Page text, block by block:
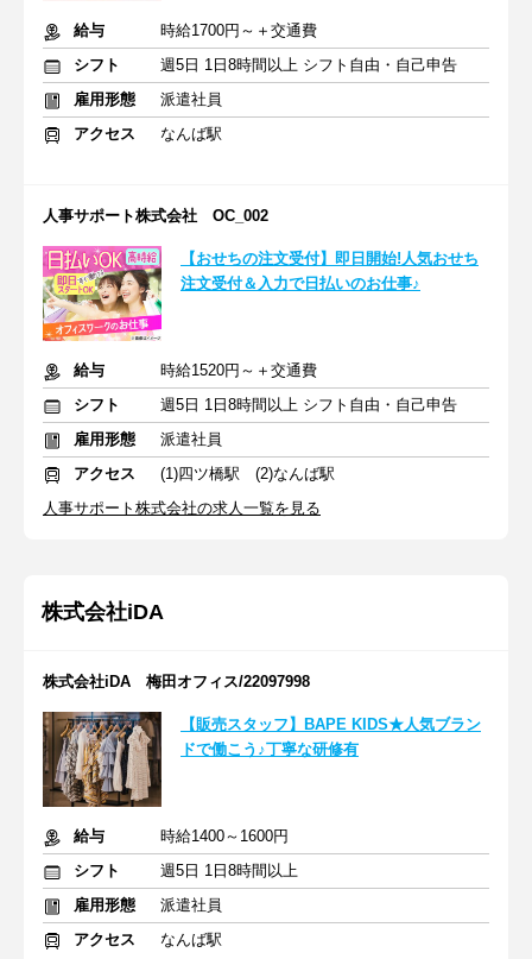
給与
時給1700円～＋交通費
シフト
週5日 1日8時間以上 シフト自由・自己申告
雇用形態
派遣社員
アクセス
なんば駅
人事サポート株式会社 OC_002
【おせちの注文受付】即日開始!人気おせち
注文受付＆入力で日払いのお仕事♪
給与
時給1520円～＋交通費
シフト
週5日 1日8時間以上 シフト自由・自己申告
雇用形態
派遣社員
アクセス
(1)四ツ橋駅 (2)なんば駅
人事サポート株式会社の求人一覧を見る
株式会社iDA
株式会社iDA 梅田オフィス/22097998
【販売スタッフ】BAPE KIDS★人気ブラン
ドで働こう♪丁寧な研修有
給与
時給1400～1600円
シフト
週5日 1日8時間以上
雇用形態
派遣社員
アクセス
なんば駅